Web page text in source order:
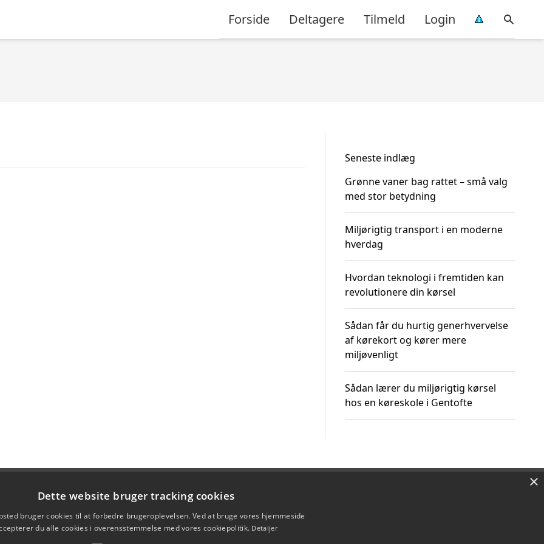
Forside Deltagere Tilmeld Login
Seneste indlæg
Grønne vaner bag rattet – små valg
med stor betydning
Miljørigtig transport i en moderne
hverdag
Hvordan teknologi i fremtiden kan
revolutionere din kørsel
Sådan får du hurtig generhvervelse
af kørekort og kører mere
miljøvenligt
Sådan lærer du miljørigtig kørsel
hos en køreskole i Gentofte
×
Dette website bruger tracking cookies
bruger cookies til at forbedre brugeroplevelsen. Ved at bruge vores hjemmeside
du alle cookies i overensstemmelse med vores cookiepolitik. Detaljer